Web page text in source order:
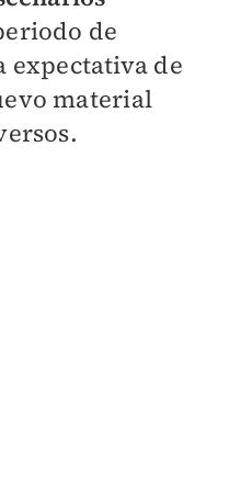
de
expectativa de
material